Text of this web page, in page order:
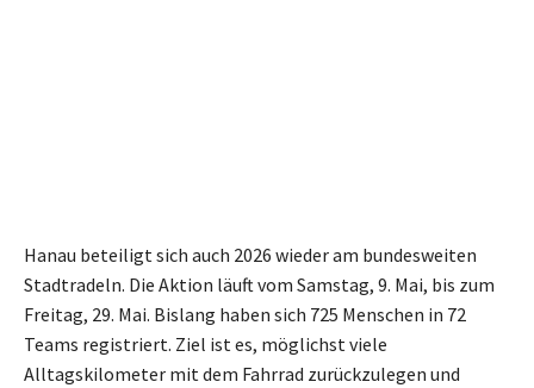
Hanau beteiligt sich auch 2026 wieder am bundesweiten
Stadtradeln. Die Aktion läuft vom Samstag, 9. Mai, bis zum
Freitag, 29. Mai. Bislang haben sich 725 Menschen in 72
Teams registriert. Ziel ist es, möglichst viele
Alltagskilometer mit dem Fahrrad zurückzulegen und